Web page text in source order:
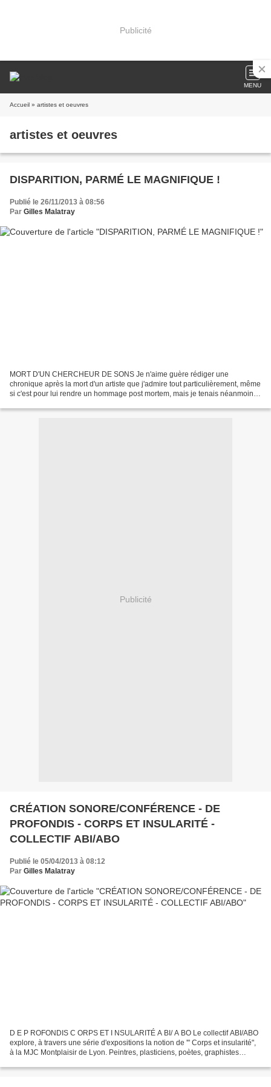
Publicité
MENU
Accueil » artistes et oeuvres
artistes et oeuvres
DISPARITION, PARMÉ LE MAGNIFIQUE !
Publié le 26/11/2013 à 08:56
Par Gilles Malatray
MORT D'UN CHERCHEUR DE SONS Je n'aime guère rédiger une
chronique après la mort d'un artiste que j'admire tout particulièrement, même
si c'est pour lui rendre un hommage post mortem, mais je tenais néanmoins
Publicité
CRÉATION SONORE/CONFÉRENCE - DE
PROFONDIS - CORPS ET INSULARITÉ -
COLLECTIF ABI/ABO
Publié le 05/04/2013 à 08:12
Par Gilles Malatray
D E P ROFONDIS C ORPS ET I NSULARITÉ A BI/ A BO Le collectif ABI/ABO
explore, à travers une série d'expositions la notion de '" Corps et insularité",
à la MJC Montplaisir de Lyon. Peintres, plasticiens, poètes, graphistes